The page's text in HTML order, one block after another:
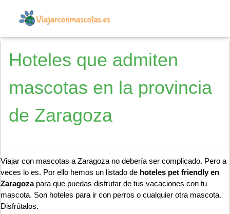
Hoteles que admiten
mascotas en la provincia
de Zaragoza
Viajar con mascotas a Zaragoza no debería ser complicado. Pero a
veces lo es. Por ello hemos un listado de hoteles pet friendly en
Zaragozapara que puedas disfrutar de tus vacaciones con tu
mascota. Son hoteles para ir con perros o cualquier otra mascota.
Disfrútalos.